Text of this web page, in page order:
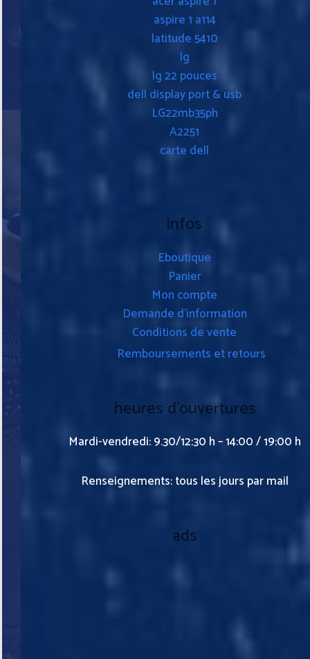
aspire 1 a114
latitude 5410
lg
lg 22 pouces
dell display port & usb
LG22mb35ph
A2251
carte dell
infos
Eboutique
Panier
Mon compte
Demande d’information
Conditions de vente
Remboursements et retours
heures d’ouvertures
Mardi-vendredi: 9.30/12:30 h – 14:00 / 19:00 h
Renseignements: tous les jours par mail
ads